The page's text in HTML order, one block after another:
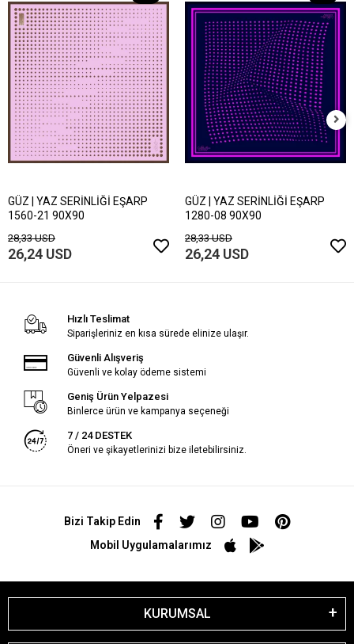
GÜZ | YAZ SERİNLİĞİ EŞARP
1560-21 90X90
28,33 USD
26,24 USD
GÜZ | YAZ SERİNLİĞİ EŞARP
1280-08 90X90
28,33 USD
26,24 USD
Hızlı Teslimat
Siparişleriniz en kısa sürede elinize ulaşır.
Güvenli Alışveriş
Güvenli ve kolay ödeme sistemi
Geniş Ürün Yelpazesi
Binlerce ürün ve kampanya seçeneği
7 / 24 DESTEK
Öneri ve şikayetlerinizi bize iletebilirsiniz.
Bizi Takip Edin
Mobil Uygulamalarımız
KURUMSAL